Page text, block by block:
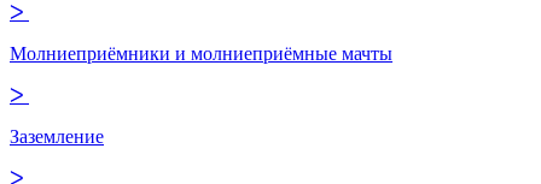
ᐳ
Молниеприёмники и молниеприёмные мачты
ᐳ
Заземление
ᐳ